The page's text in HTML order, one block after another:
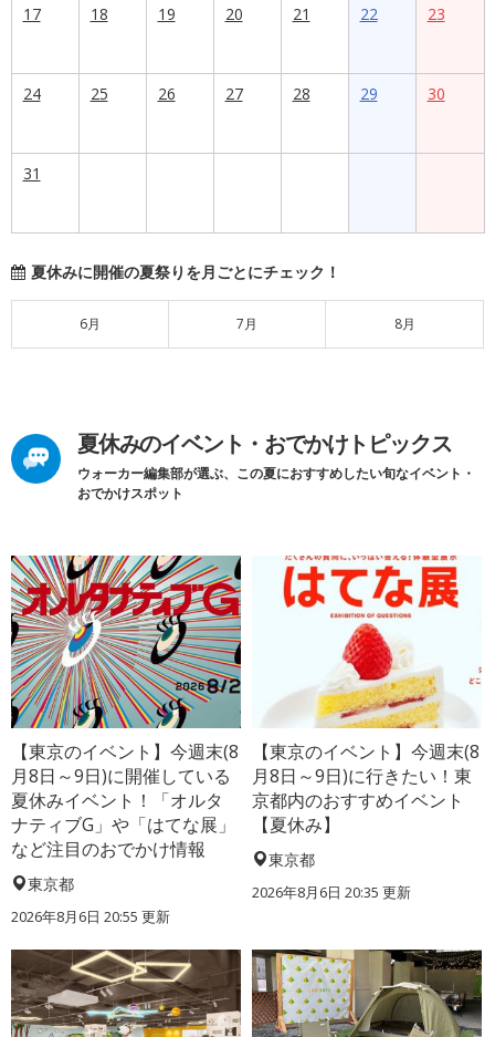
17
18 19 20 21 22 23
24 25 26 27 28 29 30
31
夏休みに開催の夏祭りを月ごとにチェック！
6月 7月 8月
夏休みのイベント・おでかけトピックス
ウォーカー編集部が選ぶ、この夏におすすめしたい旬なイベント・
おでかけスポット
【東京のイベント】今週末(8
月8日～9日)に開催している
夏休みイベント！「オルタ
ナティブG」や「はてな展」
など注目のおでかけ情報
東京都
2026年8月6日 20:55 更新
【東京のイベント】今週末(8
月8日～9日)に行きたい！東
京都内のおすすめイベント
【夏休み】
東京都
2026年8月6日 20:35 更新